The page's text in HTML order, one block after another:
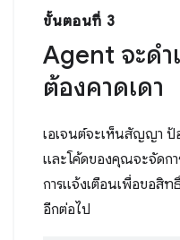
ขั้นตอนที่ 3
Agent จะดำ
ต้องคาดเดา
เอเจนต์จะเห็นสัญญา ป้
และโค้ดของคุณจะจัดก
การแจ้งเตือนเพื่อขอสิท
อีกต่อไป